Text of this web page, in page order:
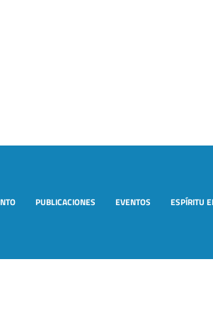
PUBLICACIONES EVENTOS ESPÍRITU